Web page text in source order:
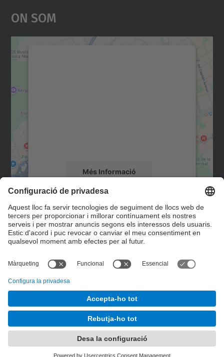
On Som
Més Informació
powered byUsercentrics Consent
Management Platform
Contacte
Formulari de contacte
Desenvolupat amb